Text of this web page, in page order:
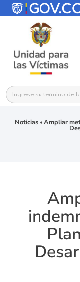
Buscar:
Noticias»Ampliar